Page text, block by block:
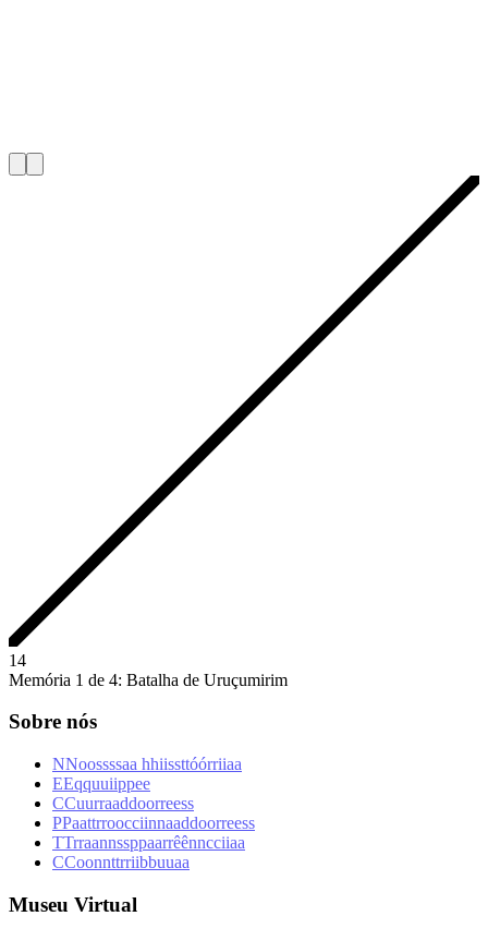
14
Memória 1 de 4: Batalha de Uruçumirim
Sobre nós
NNoossssaa hhiissttóórriiaa
EEqquuiippee
CCuurraaddoorreess
PPaattrroocciinnaaddoorreess
TTrraannssppaarrêênncciiaa
CCoonnttrriibbuuaa
Museu Virtual